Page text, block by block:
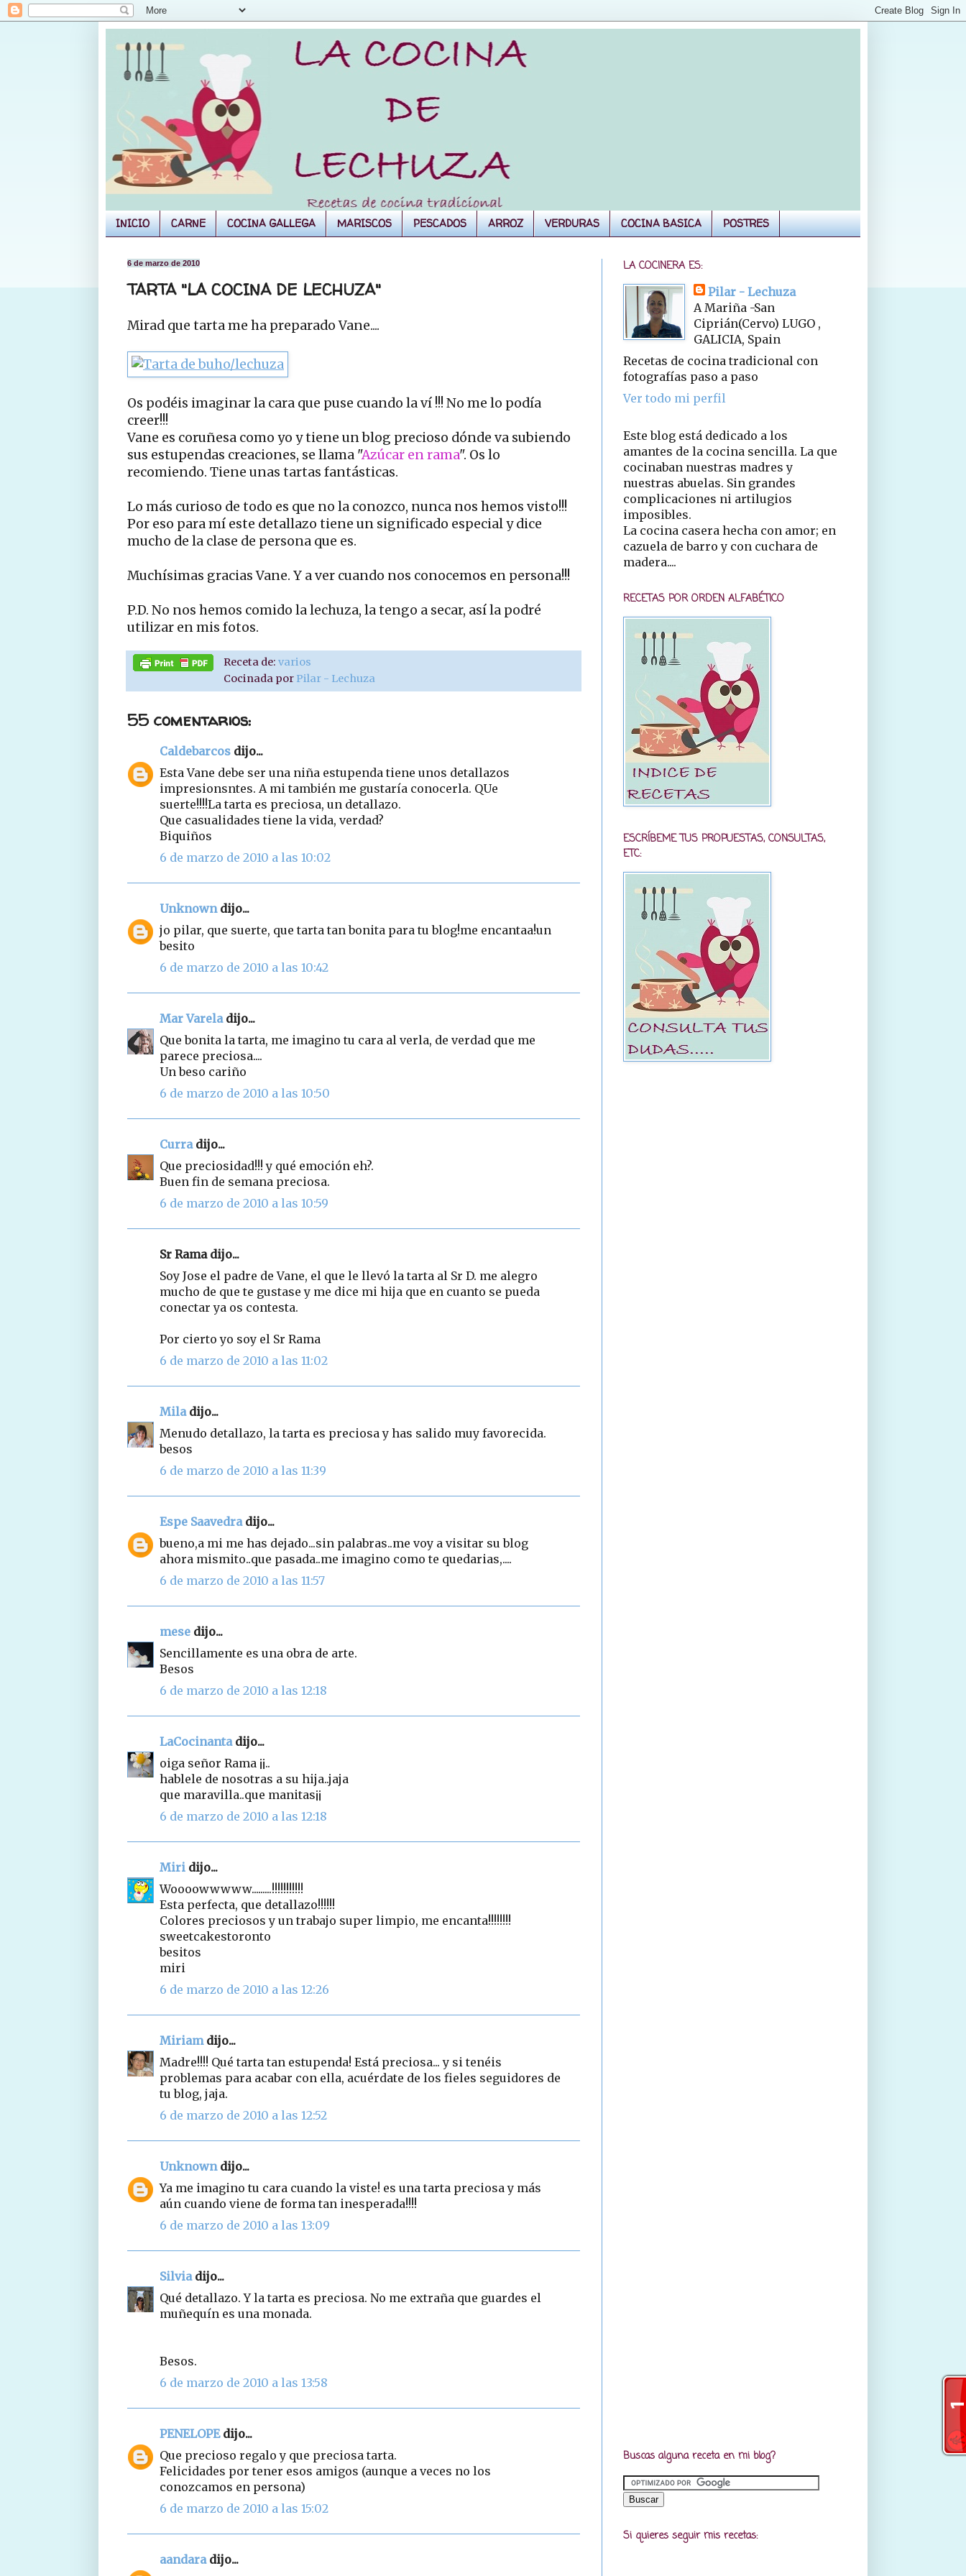
INICIO CARNE COCINA GALLEGA MARISCOS PESCADOS ARROZ VERDURAS COCINA BASICA POSTRES
6 de marzo de 2010
TARTA "LA COCINA DE LECHUZA"
Mirad que tarta me ha preparado Vane....
Os podéis imaginar la cara que puse cuando la ví !!! No me lo podía
creer!!!
Vane es coruñesa como yo y tiene un blog precioso dónde va subiendo
sus estupendas creaciones, se llama "Azúcar en rama". Os lo
recomiendo. Tiene unas tartas fantásticas.
Lo más curioso de todo es que no la conozco, nunca nos hemos visto!!!
Por eso para mí este detallazo tiene un significado especial y dice
mucho de la clase de persona que es.
Muchísimas gracias Vane. Y a ver cuando nos conocemos en persona!!!
P.D. No nos hemos comido la lechuza, la tengo a secar, así la podré
utilizar en mis fotos.
Receta de:varios
Cocinada por Pilar - Lechuza
55 comentarios:
Caldebarcos dijo...
Esta Vane debe ser una niña estupenda tiene unos detallazos
impresionsntes. A mi también me gustaría conocerla. QUe
suerte!!!!La tarta es preciosa, un detallazo.
Que casualidades tiene la vida, verdad?
Biquiños
6 de marzo de 2010 a las 10:02
Unknowndijo...
jo pilar, que suerte, que tarta tan bonita para tu blog!me encantaa!un
besito
6 de marzo de 2010 a las 10:42
Mar Vareladijo...
Que bonita la tarta, me imagino tu cara al verla, de verdad que me
parece preciosa....
Un beso cariño
6 de marzo de 2010 a las 10:50
Curradijo...
Que preciosidad!!! y qué emoción eh?.
Buen fin de semana preciosa.
6 de marzo de 2010 a las 10:59
Sr Rama dijo...
Soy Jose el padre de Vane, el que le llevó la tarta al Sr D. me alegro
mucho de que te gustase y me dice mi hija que en cuanto se pueda
conectar ya os contesta.
Por cierto yo soy el Sr Rama
6 de marzo de 2010 a las 11:02
Miladijo...
Menudo detallazo, la tarta es preciosa y has salido muy favorecida.
besos
6 de marzo de 2010 a las 11:39
Espe Saavedradijo...
bueno,a mi me has dejado...sin palabras..me voy a visitar su blog
ahora mismito..que pasada..me imagino como te quedarias,....
6 de marzo de 2010 a las 11:57
mese dijo...
Sencillamente es una obra de arte.
Besos
6 de marzo de 2010 a las 12:18
LaCocinantadijo...
oiga señor Rama ¡¡..
hablele de nosotras a su hija..jaja
que maravilla..que manitas¡¡
6 de marzo de 2010 a las 12:18
Miri dijo...
Woooowwwww.........!!!!!!!!!!!
Esta perfecta, que detallazo!!!!!!
Colores preciosos y un trabajo super limpio, me encanta!!!!!!!!
sweetcakestoronto
besitos
miri
6 de marzo de 2010 a las 12:26
Miriamdijo...
Madre!!!! Qué tarta tan estupenda! Está preciosa... y si tenéis
problemas para acabar con ella, acuérdate de los fieles seguidores de
tu blog, jaja.
6 de marzo de 2010 a las 12:52
Unknowndijo...
Ya me imagino tu cara cuando la viste! es una tarta preciosa y más
aún cuando viene de forma tan inesperada!!!!
6 de marzo de 2010 a las 13:09
Silviadijo...
Qué detallazo. Y la tarta es preciosa. No me extraña que guardes el
muñequín es una monada.
Besos.
6 de marzo de 2010 a las 13:58
PENELOPEdijo...
Que precioso regalo y que preciosa tarta.
Felicidades por tener esos amigos (aunque a veces no los
conozcamos en persona)
6 de marzo de 2010 a las 15:02
aandaradijo...
LA COCINERA ES:
Pilar - Lechuza
A Mariña -San
Ciprián(Cervo) LUGO ,
GALICIA, Spain
Recetas de cocina tradicional con
fotografías paso a paso
Ver todo mi perfil
Este blog está dedicado a los
amantes de la cocina sencilla. La que
cocinaban nuestras madres y
nuestras abuelas. Sin grandes
complicaciones ni artilugios
imposibles.
La cocina casera hecha con amor; en
cazuela de barro y con cuchara de
madera....
RECETAS POR ORDEN ALFABÉTICO
ESCRÍBEME TUS PROPUESTAS, CONSULTAS,
ETC:
Buscas alguna receta en mi blog?
Si quieres seguir mis recetas: